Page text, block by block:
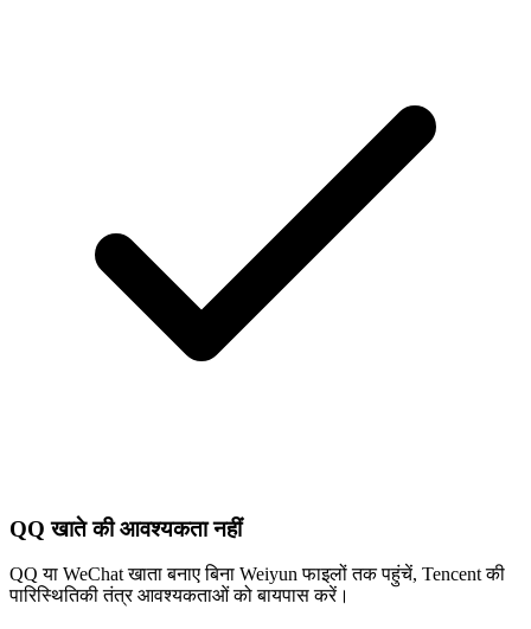
QQ खाते की आवश्यकता नहीं
QQ या WeChat खाता बनाए बिना Weiyun फाइलों तक पहुंचें, Tencent की
पारिस्थितिकी तंत्र आवश्यकताओं को बायपास करें।